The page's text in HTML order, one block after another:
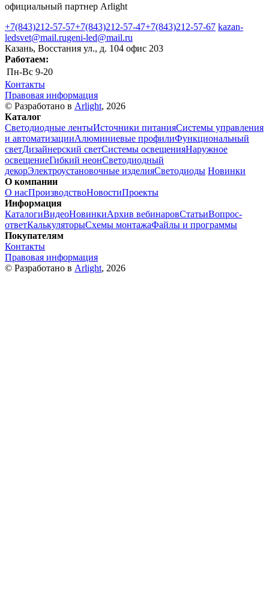
официальный партнер Arlight
+7(843)212-57-57+7(843)212-57-47+7(843)212-57-67 kazan-
ledsvet@mail.rugeni-led@mail.ru
Казань, Восстания ул., д. 104 офис 203
Работаем:
Пн-Вс 9-20
Контакты
Правовая информация
© Разработано в Arlight, 2026
Каталог
Светодиодные лентыИсточники питанияСистемы управления
и автоматизацииАлюминиевые профилиФункциональный
светДизайнерский светСистемы освещенияНаружное
освещениеГибкий неонСветодиодный
декорЭлектроустановочные изделияСветодиоды Новинки
О компании
О насПроизводствоНовостиПроекты
Информация
КаталогиВидеоНовинкиАрхив вебинаровСтатьиВопрос-
ответКалькуляторыСхемы монтажаФайлы и программы
Покупателям
Контакты
Правовая информация
© Разработано в Arlight, 2026